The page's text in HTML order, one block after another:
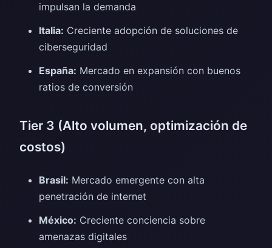
impulsan la demanda
Italia: Creciente adopción de soluciones de
ciberseguridad
España: Mercado en expansión con buenos
ratios de conversión
Tier 3 (Alto volumen, optimización de
costos)
Brasil: Mercado emergente con alta
penetración de internet
México: Creciente conciencia sobre
amenazas digitales